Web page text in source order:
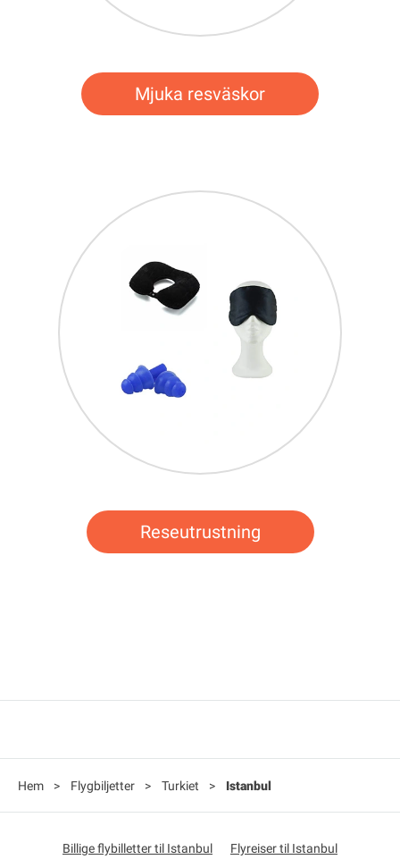
Mjuka resväskor
Reseutrustning
Hem > Flygbiljetter > Turkiet > Istanbul
Billige flybilletter til Istanbul Flyreiser til Istanbul